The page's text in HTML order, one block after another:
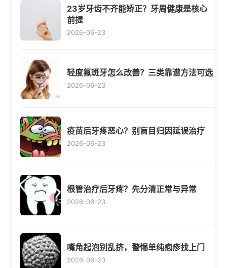
23岁牙齿不齐能矫正？牙周健康是核心
前提
2026-06-23
轻度氟斑牙怎么改善？三类靠谱方法可选
2026-06-23
疫苗后牙疼恶心？别盲目归因延误治疗
2026-06-23
根管治疗后牙疼？先分清正常与异常
2026-06-23
嘴角起泡别乱挤，警惕单纯疱疹找上门
2026-06-23